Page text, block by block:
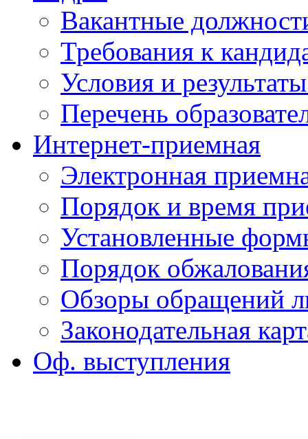
Вакантные
Требования к
Условия и
Перечень
Интернет-приемная
Электронная
Порядок и время
Установленные
Порядок
Обзоры обращений
Законодательная
Оф. выступления